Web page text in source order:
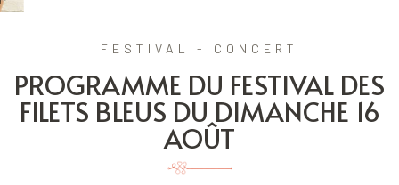
FESTIVAL - CONCERT
PROGRAMME DU FESTIVAL DES
FILETS BLEUS DU DIMANCHE 16
AOÛT